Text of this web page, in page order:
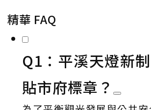
精華 FAQ
Q1：平溪天燈新
貼市府標章？